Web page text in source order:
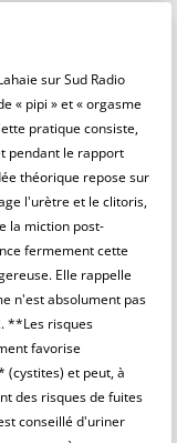
sur Sud Radio
« pipi » et « orgasme
pratique consiste,
pendant le rapport
théorique repose sur
l'urètre et le clitoris,
la miction post-
fermement cette
Elle rappelle
n'est absolument pas
**Les risques
favorise
et peut, à
des risques de fuites
conseillé d'uriner